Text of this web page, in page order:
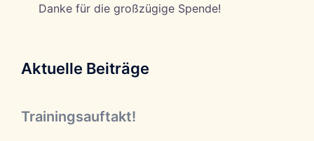
Danke für die großzügige Spende!
Aktuelle Beiträge
Trainingsauftakt!